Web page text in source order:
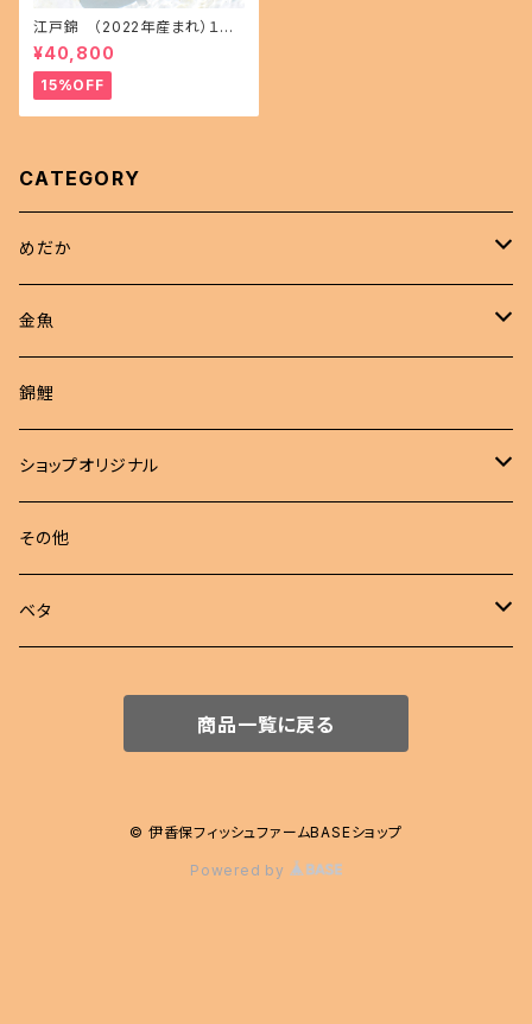
江戸錦 （2022年産まれ）１５
㎝前後 オス1 メス1(現物出品) i
kahoff AA-1114-32457-a
¥40,800
15%OFF
CATEGORY
めだか
現物商品
成魚
若魚
非選別商品
成魚
若魚
金魚
ピンポンパール
現物出品
江戸錦
東錦
らんちゅう
錦鯉
ショップオリジナル
めだか 定額
めだか セット
その他
ベタ
商品一覧に戻る
© 伊香保フィッシュファームBASEショップ
Powered by